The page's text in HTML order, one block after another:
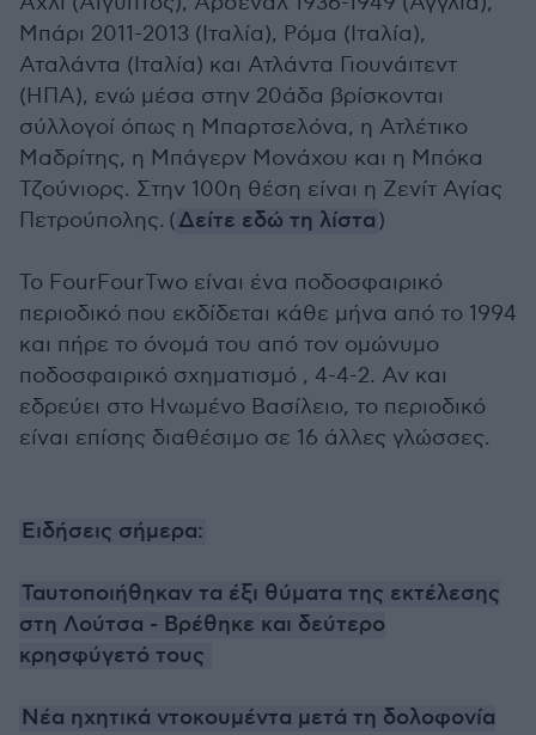
Μπάρι 2011-2013 (Ιταλία), Ρόμα (Ιταλία),
Αταλάντα (Ιταλία) και Ατλάντα Γιουνάιτεντ
(ΗΠΑ), ενώ μέσα στην 20άδα βρίσκονται
σύλλογοί όπως η Μπαρτσελόνα, η Ατλέτικο
Μαδρίτης, η Μπάγερν Μονάχου και η Μπόκα
Τζούνιορς. Στην 100η θέση είναι η Ζενίτ Αγίας
Πετρούπολης. (Δείτε εδώ τη λίστα)
Το FourFourTwo είναι ένα ποδοσφαιρικό
περιοδικό που εκδίδεται κάθε μήνα από το 1994
και πήρε το όνομά του από τον ομώνυμο
ποδοσφαιρικό σχηματισμό , 4-4-2. Αν και
εδρεύει στο Ηνωμένο Βασίλειο, το περιοδικό
είναι επίσης διαθέσιμο σε 16 άλλες γλώσσες.
Ειδήσεις σήμερα:
Ταυτοποιήθηκαν τα έξι θύματα της εκτέλεσης
στη Λούτσα - Βρέθηκε και δεύτερο
κρησφύγετό τους
Νέα ηχητικά ντοκουμέντα μετά τη δολοφονία